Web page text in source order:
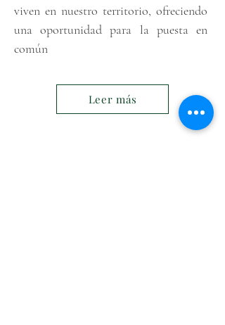
viven en nuestro territorio, ofreciendo
una oportunidad para la puesta en
común
Leer más